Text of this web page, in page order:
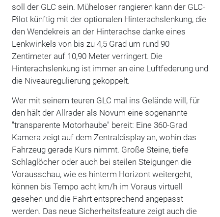
soll der GLC sein. Müheloser rangieren kann der GLC-
Pilot künftig mit der optionalen Hinterachslenkung, die
den Wendekreis an der Hinterachse danke eines
Lenkwinkels von bis zu 4,5 Grad um rund 90
Zentimeter auf 10,90 Meter verringert. Die
Hinterachslenkung ist immer an eine Luftfederung und
die Niveauregulierung gekoppelt.
Wer mit seinem teuren GLC mal ins Gelände will, für
den hält der Allrader als Novum eine sogenannte
"transparente Motorhaube" bereit: Eine 360-Grad
Kamera zeigt auf dem Zentraldisplay an, wohin das
Fahrzeug gerade Kurs nimmt. Große Steine, tiefe
Schlaglöcher oder auch bei steilen Steigungen die
Vorausschau, wie es hinterm Horizont weitergeht,
können bis Tempo acht km/h im Voraus virtuell
gesehen und die Fahrt entsprechend angepasst
werden. Das neue Sicherheitsfeature zeigt auch die